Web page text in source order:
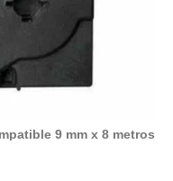
9 mm x 8 metros